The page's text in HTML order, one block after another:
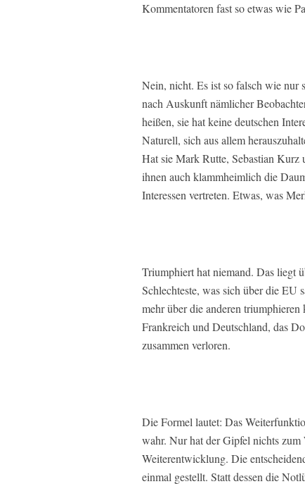
Kommentatoren fast so etwas wie
Nein, nicht. Es ist so falsch wie nur
nach Auskunft nämlicher
heißen, sie hat keine deutschen
Naturell, sich aus allem
Hat sie Mark Rutte, Sebastian Kurz
ihnen auch klammheimlich die
Interessen vertreten. Etwas, was
Triumphiert hat niemand. Das liegt
Schlechteste, was sich über die EU
mehr über die anderen
Frankreich und Deutschland, das
zusammen verloren.
Die Formel lautet: Das
wahr. Nur hat der Gipfel nichts
Weiterentwicklung. Die
einmal gestellt. Statt dessen die